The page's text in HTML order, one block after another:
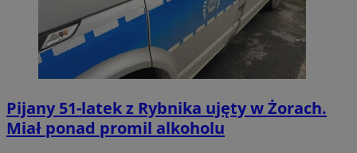
Pijany 51-latek z Rybnika ujęty w Żorach.
Miał ponad promil alkoholu